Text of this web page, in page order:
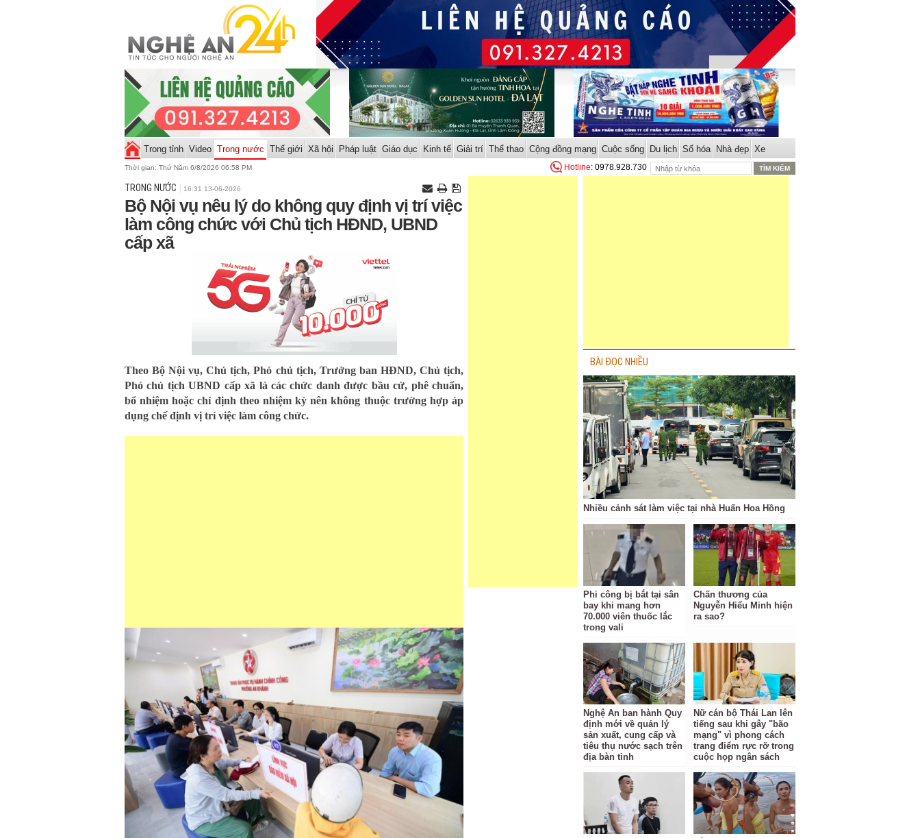
Trong tỉnh Video Trong nước Thế giới Xã hội Pháp luật Giáo dục Kinh tế Giải trí Thể thao Cộng đồng mạng Cuộc sống Du lịch Số hóa Nhà đẹp Xe
Thời gian: Thứ Năm 6/8/2026 06:59 PM Hotline: 0978.928.730
TRONG NƯỚC 16:31 13-06-2026
Bộ Nội vụ nêu lý do không quy định vị trí việc
làm công chức với Chủ tịch HĐND, UBND
cấp xã
Theo Bộ Nội vụ, Chủ tịch, Phó chủ tịch, Trưởng ban HĐND, Chủ tịch,
Phó chủ tịch UBND cấp xã là các chức danh được bầu cử, phê chuẩn,
bổ nhiệm hoặc chỉ định theo nhiệm kỳ nên không thuộc trường hợp áp
dụng chế định vị trí việc làm công chức.
BÀI ĐỌC NHIỀU
Nhiều cảnh sát làm việc tại nhà Huấn Hoa Hồng
Phi công bị bắt tại sân
bay khi mang hơn
70.000 viên thuốc lắc
trong vali
Chấn thương của
Nguyễn Hiểu Minh hiện
ra sao?
Nghệ An ban hành Quy
định mới về quản lý
sản xuất, cung cấp và
tiêu thụ nước sạch trên
địa bàn tỉnh
Nữ cán bộ Thái Lan lên
tiếng sau khi gây "bão
mạng" vì phong cách
trang điểm rực rỡ trong
cuộc họp ngân sách